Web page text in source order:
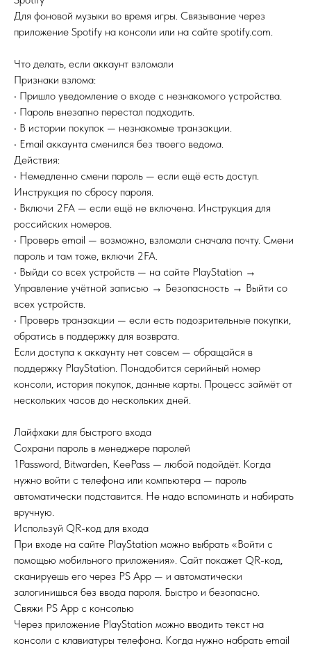
Для фоновой музыки во время игры. Связывание через
приложение Spotify на консоли или на сайте spotify.com.
Что делать, если аккаунт взломали
Признаки взлома:
• Пришло уведомление о входе с незнакомого устройства.
• Пароль внезапно перестал подходить.
• В истории покупок — незнакомые транзакции.
• Email аккаунта сменился без твоего ведома.
Действия:
• Немедленно смени пароль — если ещё есть доступ.
Инструкция по сбросу пароля.
• Включи 2FA — если ещё не включена. Инструкция для
российских номеров.
• Проверь email — возможно, взломали сначала почту. Смени
пароль и там тоже, включи 2FA.
• Выйди со всех устройств — на сайте PlayStation →
Управление учётной записью → Безопасность → Выйти со
всех устройств.
• Проверь транзакции — если есть подозрительные покупки,
обратись в поддержку для возврата.
Если доступа к аккаунту нет совсем — обращайся в
поддержку PlayStation. Понадобится серийный номер
консоли, история покупок, данные карты. Процесс займёт от
нескольких часов до нескольких дней.
Лайфхаки для быстрого входа
Сохрани пароль в менеджере паролей
1Password, Bitwarden, KeePass — любой подойдёт. Когда
нужно войти с телефона или компьютера — пароль
автоматически подставится. Не надо вспоминать и набирать
вручную.
Используй QR-код для входа
При входе на сайте PlayStation можно выбрать «Войти с
помощью мобильного приложения». Сайт покажет QR-код,
сканируешь его через PS App — и автоматически
залогинишься без ввода пароля. Быстро и безопасно.
Свяжи PS App с консолью
Через приложение PlayStation можно вводить текст на
консоли с клавиатуры телефона. Когда нужно набрать email